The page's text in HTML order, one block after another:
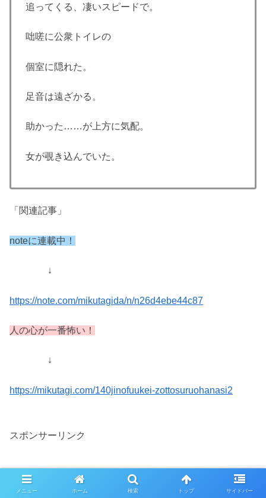
追ってくる、凄いスピードで。
咄嗟に公衆トイレの
個室に隠れた。
足音は遠ざかる。
助かった……が上方に気配。
女が覗き込んでいた。
「関連記事」
noteに連載中！
↓
https://note.com/mikutagida/n/n26d4ebe44c87
人の心が一番怖い！
↓
https://mikutagi.com/140jinofuukei-zottosuruohanasi2
スポンサーリンク
メニュー ホーム 検索 トップ サイドバー